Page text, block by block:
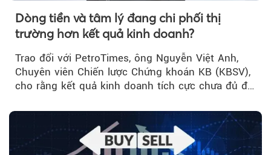
Dòng tiền và tâm lý đang chi phối thị
trường hơn kết quả kinh doanh?
Trao đổi với PetroTimes, ông Nguyễn Việt Anh,
Chuyên viên Chiến lược Chứng khoán KB (KBSV),
cho rằng kết quả kinh doanh tích cực chưa đủ để